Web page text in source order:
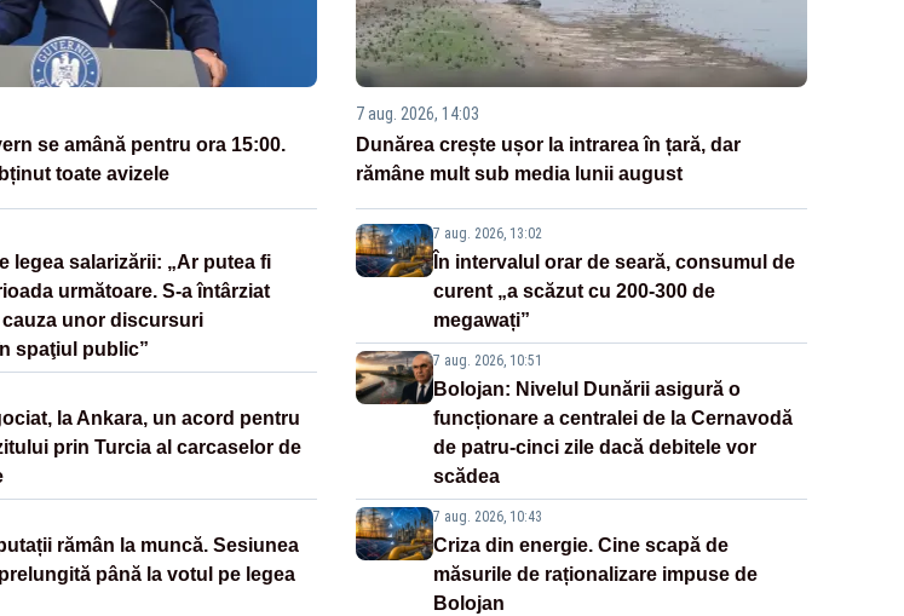
se amână pentru ora 15:00.
toate avizele
legea salarizării: „Ar putea fi
următoare. S-a întârziat
unor discursuri
spaţiul public”
la Ankara, un acord pentru
prin Turcia al carcaselor de
rămân la muncă. Sesiunea
până la votul pe legea
7 aug. 2026, 14:03
Dunărea crește ușor la intrarea în țară, dar
rămâne mult sub media lunii august
7 aug. 2026, 13:02
În intervalul orar de seară, consumul de
curent „a scăzut cu 200-300 de
megawați”
7 aug. 2026, 10:51
Bolojan: Nivelul Dunării asigură o
funcționare a centralei de la Cernavodă
de patru-cinci zile dacă debitele vor
scădea
7 aug. 2026, 10:43
Criza din energie. Cine scapă de
măsurile de raționalizare impuse de
Bolojan